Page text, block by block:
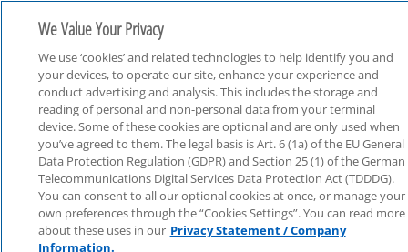
Webcast Live
We Value Your Privacy
We use ‘cookies’ and related technologies to help identify you and
your devices, to operate our site, enhance your experience and
conduct advertising and analysis. This includes the storage and
reading of personal and non-personal data from your terminal
device. Some of these cookies are optional and are only used when
you’ve agreed to them. The legal basis is Art. 6 (1a) of the EU General
Data Protection Regulation (GDPR) and Section 25 (1) of the German
Telecommunications Digital Services Data Protection Act (TDDDG).
You can consent to all our optional cookies at once, or manage your
own preferences through the “Cookies Settings”. You can read more
about these uses in our Privacy Statement / Company
Information.